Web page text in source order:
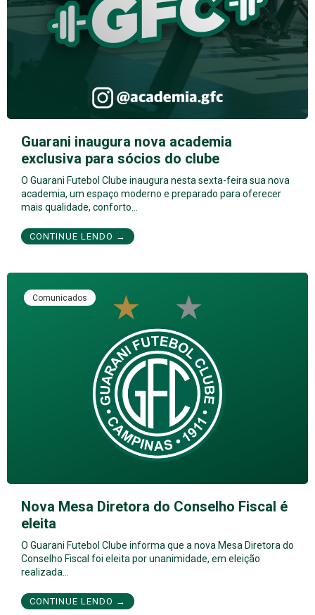
Guarani inaugura nova academia
exclusiva para sócios do clube
O Guarani Futebol Clube inaugura nesta sexta-feira sua nova
academia, um espaço moderno e preparado para oferecer
mais qualidade, conforto…
CONTINUE LENDO →
Comunicados
Nova Mesa Diretora do Conselho Fiscal é
eleita
O Guarani Futebol Clube informa que a nova Mesa Diretora do
Conselho Fiscal foi eleita por unanimidade, em eleição
realizada…
CONTINUE LENDO →